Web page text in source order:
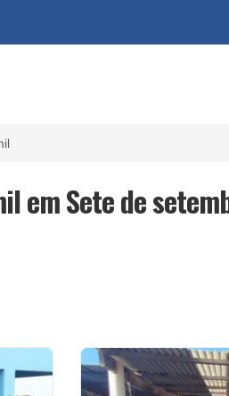
em Sete de